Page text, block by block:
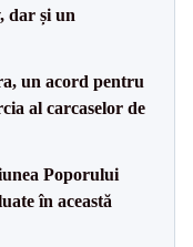
dar și un
un acord pentru
al carcaselor de
Poporului
în această